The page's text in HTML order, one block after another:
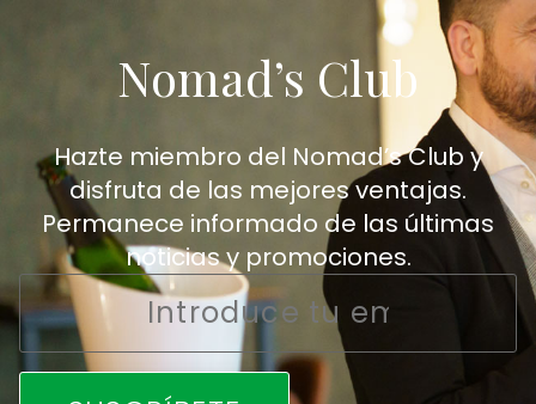
Nomad’s Club
Hazte miembro del Nomad’s Club y
disfruta de las mejores ventajas.
Permanece informado de las últimas
noticias y promociones.
Email
*